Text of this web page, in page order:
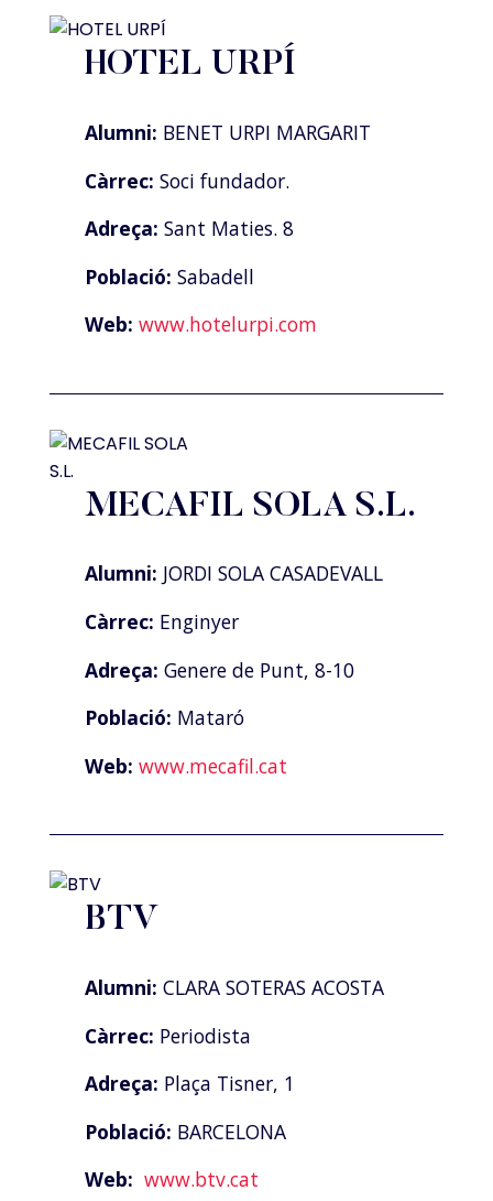
HOTEL URPÍ
Alumni: BENET URPI MARGARIT
Càrrec: Soci fundador.
Adreça: Sant Maties. 8
Població: Sabadell
Web: www.hotelurpi.com
MECAFIL SOLA S.L.
Alumni: JORDI SOLA CASADEVALL
Càrrec: Enginyer
Adreça: Genere de Punt, 8-10
Població: Mataró
Web: www.mecafil.cat
BTV
Alumni: CLARA SOTERAS ACOSTA
Càrrec: Periodista
Adreça: Plaça Tisner, 1
Població: BARCELONA
Web: www.btv.cat